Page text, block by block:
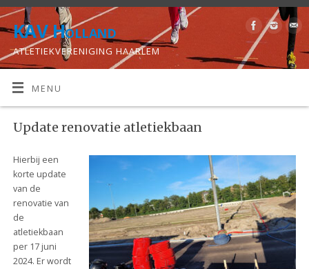
KAV Holland
ATLETIEKVERENIGING HAARLEM
MENU
Update renovatie atletiekbaan
Hierbij een
korte update
van de
renovatie van
de
atletiekbaan
per 17 juni
2024. Er wordt